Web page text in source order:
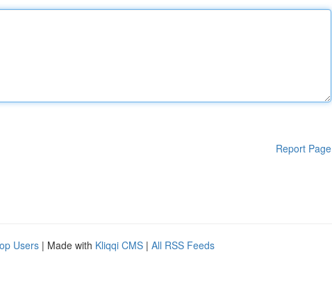
Report Page
Users | Made with Kliqqi CMS | All RSS Feeds